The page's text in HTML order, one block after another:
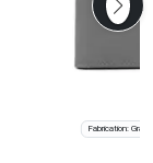
Fabrication: